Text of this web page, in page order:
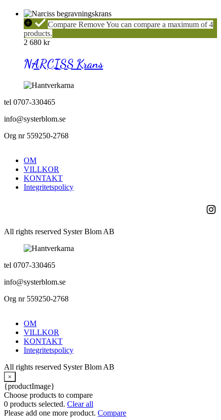
NARCISS
Krans
CompareRemoveYou can compare a maximum of 4
products.
2 680 kr
NARCISS Krans
tel 0707-330465
info@systerblom.se
Org nr 559250-2768
OM
VILLKOR
KONTAKT
Integritetspolicy
All rights reserved Syster Blom AB
tel 0707-330465
info@systerblom.se
Org nr 559250-2768
OM
VILLKOR
KONTAKT
Integritetspolicy
All rights reserved Syster Blom AB
×
{productImage}
Choose products to compare
0 products selected. Clear all
Please add one more product. Compare